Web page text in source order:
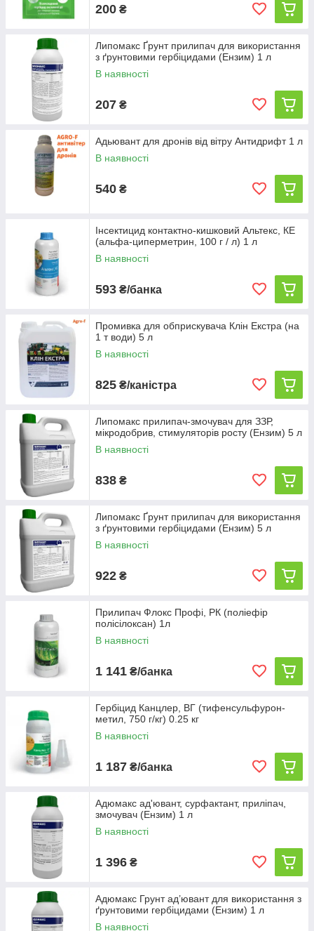
200 ₴
Липомакс Ґрунт прилипач для використання
з ґрунтовими гербіцидами (Ензим) 1 л
В наявності
207 ₴
Адьювант для дронів від вітру Антидрифт 1 л
В наявності
540 ₴
Інсектицид контактно-кишковий Альтекс, КЕ
(альфа-циперметрин, 100 г / л) 1 л
В наявності
593 ₴/банка
Промивка для обприскувача Клін Екстра (на
1 т води) 5 л
В наявності
825 ₴/каністра
Липомакс прилипач-змочувач для ЗЗР,
мікродобрив, стимуляторів росту (Ензим) 5 л
В наявності
838 ₴
Липомакс Ґрунт прилипач для використання
з ґрунтовими гербіцидами (Ензим) 5 л
В наявності
922 ₴
Прилипач Флокс Профі, РК (поліефір
полісілоксан) 1л
В наявності
1 141 ₴/банка
Гербіцид Канцлер, ВГ (тифенсульфурон-
метил, 750 г/кг) 0.25 кг
В наявності
1 187 ₴/банка
Адюмакс ад'ювант, сурфактант, приліпач,
змочувач (Ензим) 1 л
В наявності
1 396 ₴
Адюмакс Грунт ад’ювант для використання з
ґрунтовими гербіцидами (Ензим) 1 л
В наявності